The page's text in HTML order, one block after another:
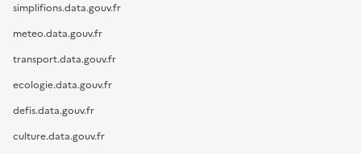
simplifions.data.gouv.fr
meteo.data.gouv.fr
transport.data.gouv.fr
ecologie.data.gouv.fr
defis.data.gouv.fr
culture.data.gouv.fr